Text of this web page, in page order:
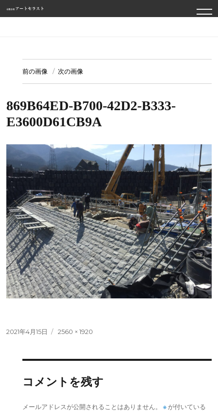
前の画像 次の画像
869B64ED-B700-42D2-B333-
E3600D61CB9A
投
2021年4月15日
フ
イ
2560 × 1920
コメントを残す
メールアドレスが公開されることはありません。 ※が付いている